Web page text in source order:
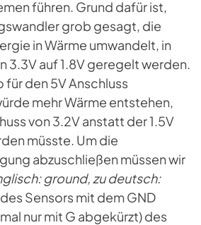
führen. Grund dafür ist,
grob gesagt, die
in Wärme umwandelt, in
3.3V auf 1.8V geregelt werden.
für den 5V Anschluss
mehr Wärme entstehen,
von 3.2V anstatt der 1.5V
müsste. Um die
abzuschließen müssen wir
ground, zu deutsch:
Sensors mit dem GND
nur mit G abgekürzt) des